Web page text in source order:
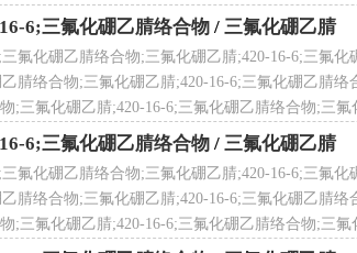
也可用作化学试剂
体的生产，聚合，脱水和缩合反应的催化剂
缩合反应的催化剂及分析试剂。
乙腈;420-16-6;三氟化硼乙腈络合物;
6;三氟化硼乙腈络合物 / 三氟化硼乙腈
氟化硼乙腈络合物;三氟化硼乙腈;420-16-6;三氟化
腈络合物;三氟化硼乙腈;420-16-6;三氟化硼乙腈络
;三氟化硼乙腈;420-16-6;三氟化硼乙腈络合物;三氟
乙腈;420-16-6;三氟化硼乙腈络合物;
6;三氟化硼乙腈络合物 / 三氟化硼乙腈
氟化硼乙腈络合物;三氟化硼乙腈;420-16-6;三氟化
腈络合物;三氟化硼乙腈;420-16-6;三氟化硼乙腈络
;三氟化硼乙腈;420-16-6;三氟化硼乙腈络合物;三氟
乙腈;420-16-6;三氟化硼乙腈络合物;